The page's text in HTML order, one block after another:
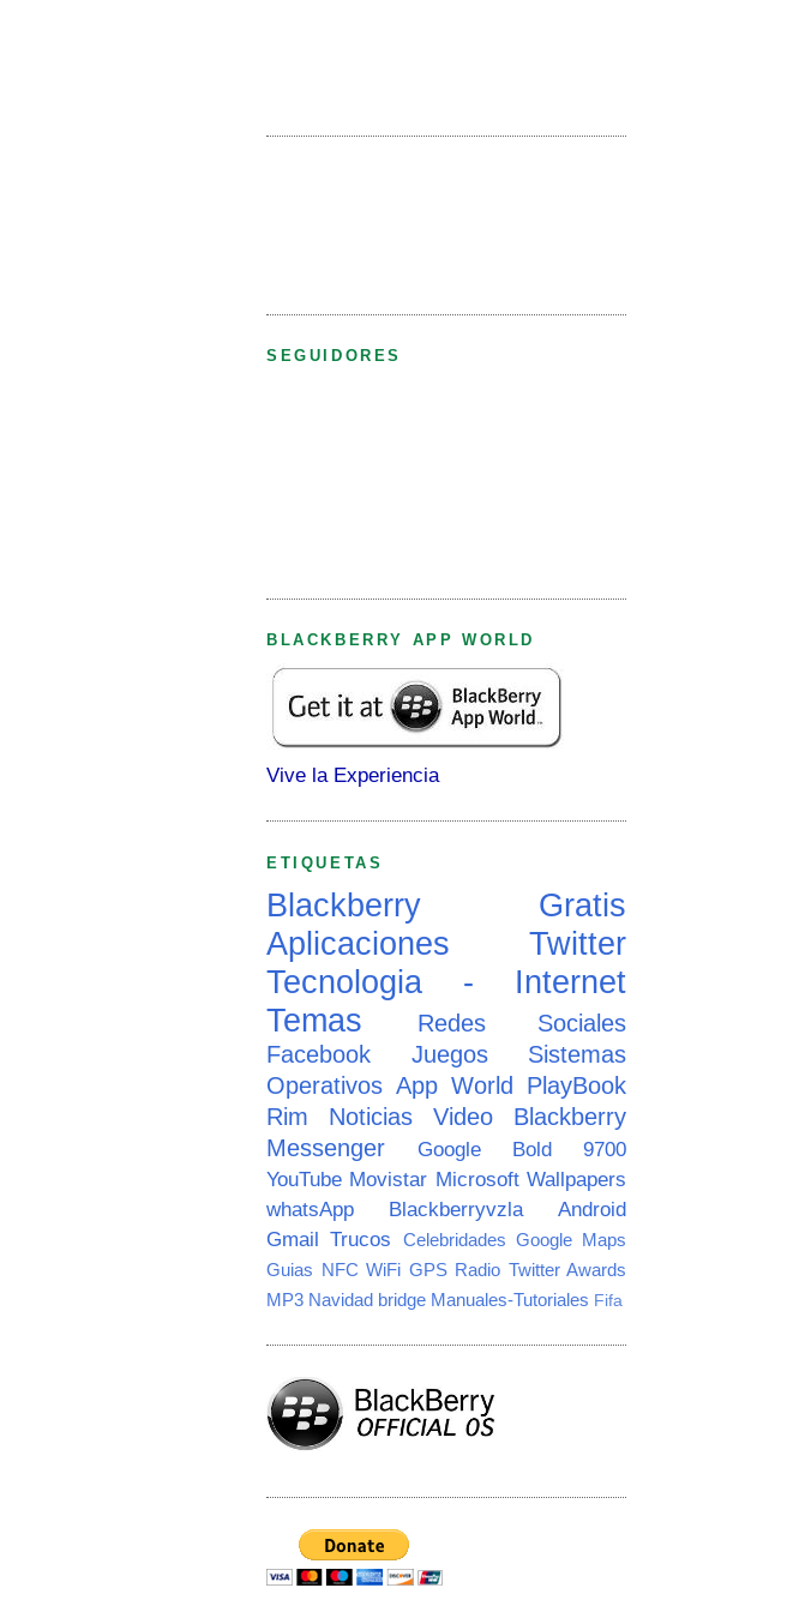
SEGUIDORES
BLACKBERRY APP WORLD
Vive la Experiencia
ETIQUETAS
Blackberry
Gratis
Aplicaciones
Twitter
Tecnologia - Internet
Temas
Redes Sociales
Facebook
Juegos
Sistemas
Operativos App World PlayBook
Rim
Noticias Video
Blackberry
Messenger
Google
Bold 9700
YouTube Movistar Microsoft Wallpapers
whatsApp
Blackberryvzla
Android
Gmail Trucos Celebridades Google Maps
Guias NFC WiFi GPS Radio Twitter Awards
MP3 Navidad bridge Manuales-Tutoriales Fifa